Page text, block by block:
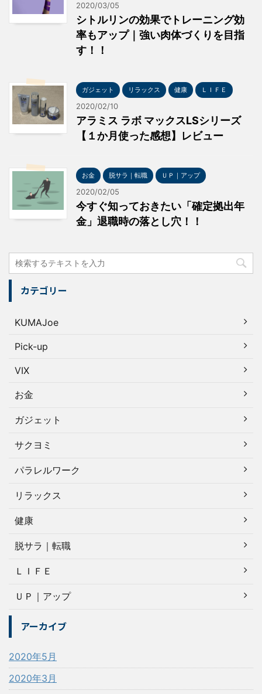
2020/03/05
シトルリンの効果でトレーニング効
率もアップ｜強い肉体づくりを目指
す！！
ガジェット リラックス 健康 ＬＩＦＥ
2020/02/10
アラミス ラボ マックスLSシリーズ
【１か月使った感想】レビュー
お金 脱サラ｜転職 ＵＰ｜アップ
2020/02/05
今すぐ知っておきたい「確定拠出年
金」退職時の落とし穴！！
カテゴリー
KUMAJoe
Pick-up
VIX
お金
ガジェット
サクヨミ
パラレルワーク
リラックス
健康
脱サラ｜転職
ＬＩＦＥ
ＵＰ｜アップ
アーカイブ
2020年5月
2020年3月